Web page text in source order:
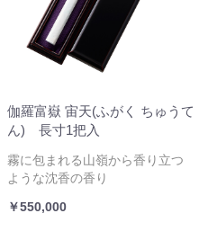
伽羅富嶽 宙天(ふがく ちゅうて
ん) 長寸1把入
霧に包まれる山嶺から香り立つ
ような沈香の香り
￥550,000